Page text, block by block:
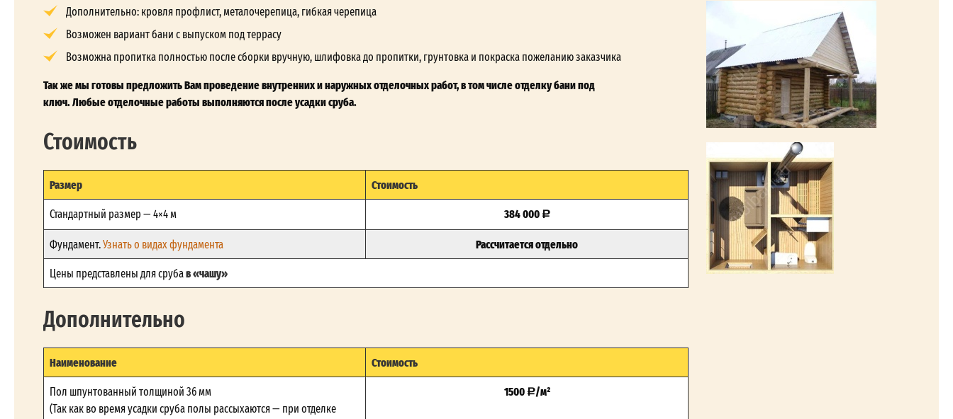
Дополнительно: кровля профлист, металочерепица, гибкая черепица
Возможен вариант бани с выпуском под террасу
Возможна пропитка полностью после сборки вручную, шлифовка до пропитки, грунтовка и покраска пожеланию заказчика
Так же мы готовы предложить Вам проведение внутренних и наружных отделочных работ, в том числе отделку бани под
ключ. Любые отделочные работы выполняются после усадки сруба.
Стоимость
Размер Стоимость
Стандартный размер — 4×4 м 384 000
Фундамент.Узнать о видах фундамента Рассчитается отдельно
Цены представлены для срубав «чашу»
Дополнительно
Наименование Стоимость
Пол шпунтованный толщиной 36 мм
(Так как во время усадки сруба полы рассыхаются — при отделке
1500 /м²